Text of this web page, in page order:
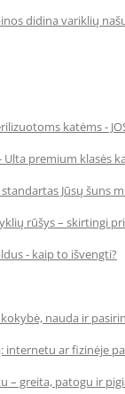
didina variklių
katėms -
Ulta premium klasės
Jūsų šuns
rūšys – skirtingi
- kaip to išvengti?
nauda ir
internetu ar fizinėje
– greita, patogu ir